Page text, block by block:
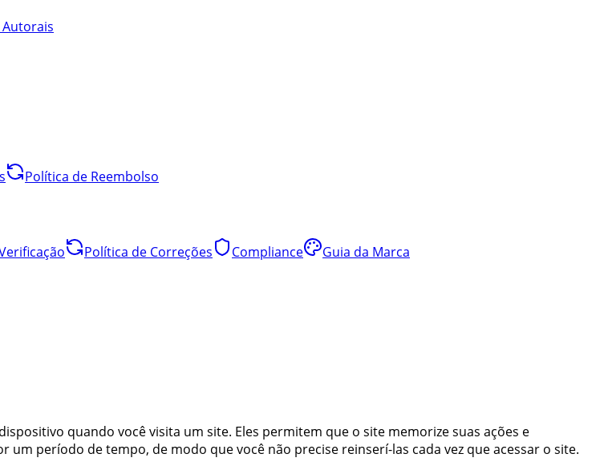
Política de Reembolso
Política de Correções Compliance Guia da Marca
quando você visita um site. Eles permitem que o site memorize suas ações e
período de tempo, de modo que você não precise reinserí-las cada vez que acessar o site.